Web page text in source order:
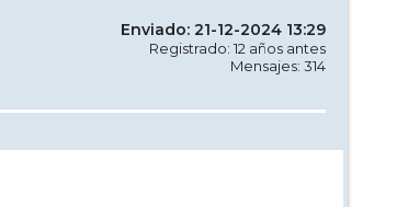
Enviado: 21-12-2024 13:29
Registrado: 12 años antes
Mensajes: 314